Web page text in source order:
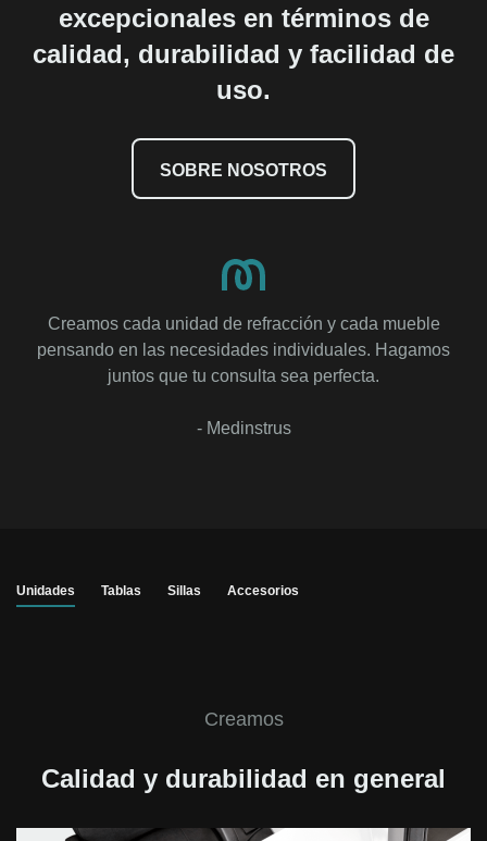
excepcionales en términos de
calidad, durabilidad y facilidad de
uso.
SOBRE NOSOTROS
Creamos cada unidad de refracción y cada mueble
pensando en las necesidades individuales. Hagamos
juntos que tu consulta sea perfecta.
- Medinstrus
Unidades Tablas Sillas Accesorios
Creamos
Calidad y durabilidad en general